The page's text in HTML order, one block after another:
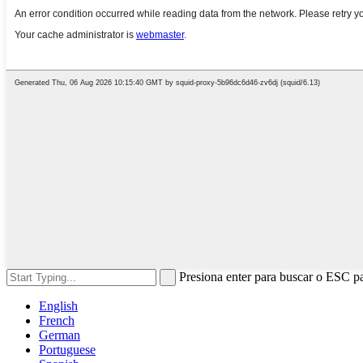
Presiona enter para buscar o ESC
English
French
German
Portuguese